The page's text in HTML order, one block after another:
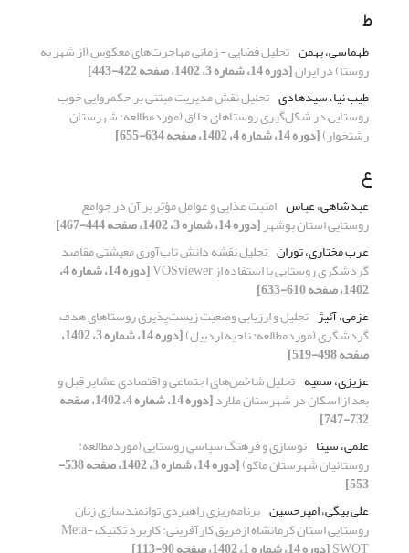
ط
طهماسی، بهمن تحلیل فضایی - زمانی مهاجرت‌های معکوس (از شهر به
روستا) در ایران[دوره 14، شماره 3، 1402، صفحه 422-443]
طیب نیا، سیدهادی تحلیل نقش مدیریت مبتنی بر حکمروایی خوب
روستایی در شکل‌گیری روستاهای خلاق (موردمطالعه: شهرستان
رشتخوار)[دوره 14، شماره 4، 1402، صفحه 634-655]
ع
عبدشاهی، عباس امنیت غذایی و عوامل مؤثر بر آن در جوامع
روستایی استان بوشهر[دوره 14، شماره 3، 1402، صفحه 444-467]
عرب مختاری، توران تحلیل نقشه دانش تاب‌آوری معیشتی مقاصد
گردشگری روستایی با استفاده از VOSviewer [دوره 14، شماره 4،
1402، صفحه 610-633]
عزمی، آئیژ تحلیل و ارزیابی وضعیت زیست‌پذیری روستاهای هدف
گردشگری (موردمطالعه: ناحیه اردبیل) [دوره 14، شماره 3، 1402،
صفحه 498-519]
عزیزی، سمیه تحلیل شاخص‌های اجتماعی و اقتصادی عشایر قبل و
بعد از اسکان در شهرستان ملارد [دوره 14، شماره 4، 1402، صفحه
732-747]
علمی، سینا نوسازی و فرهنگ سیاسی روستایی (موردمطالعه:
روستائیان شهرستان ماکو) [دوره 14، شماره 3، 1402، صفحه 538-
553]
علی بیگی، امیرحسین برنامه‌ریزی راهبردی توانمندسازی زنان
روستایی استان کرمانشاه ازطریق کارآفرینی: کاربرد تکنیک Meta-